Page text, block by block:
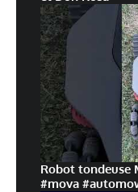
Robot tondeuse
#mova